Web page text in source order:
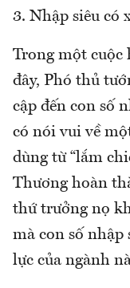
3. Nhập siêu có
Trong một cuộc
đây, Phó thủ
cập đến con số
có nói vui về
dùng từ “lắm
Thương hoàn
thứ trưởng nọ
mà con số nhập
lực của ngành